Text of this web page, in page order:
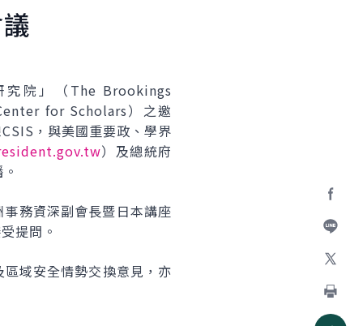
加入好
列印
院」（The Brookings
for Scholars）之邀
，與美國重要政、學界
）及總統府
務資深副會長暨日本講座
提問。
域安全情勢交換意見，亦